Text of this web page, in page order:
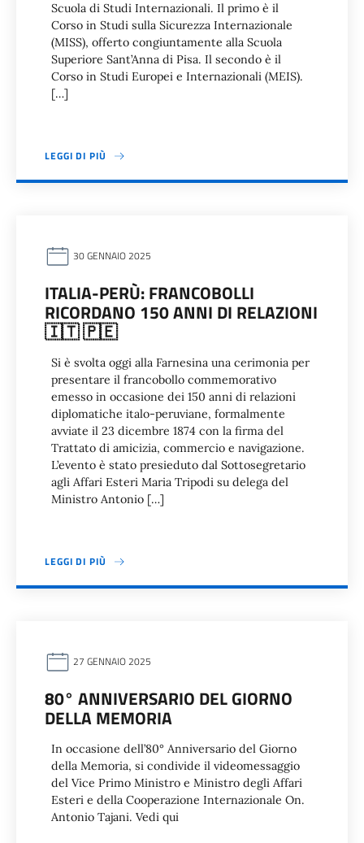
Scuola di Studi Internazionali. Il primo è il
Corso in Studi sulla Sicurezza Internazionale
(MISS), offerto congiuntamente alla Scuola
Superiore Sant’Anna di Pisa. Il secondo è il
Corso in Studi Europei e Internazionali (MEIS).
[…]
LEGGI DI PIÙ
30 GENNAIO 2025
ITALIA-PERÙ: FRANCOBOLLI
RICORDANO 150 ANNI DI RELAZIONI
🇮🇹 🇵🇪
Si è svolta oggi alla Farnesina una cerimonia per
presentare il francobollo commemorativo
emesso in occasione dei 150 anni di relazioni
diplomatiche italo-peruviane, formalmente
avviate il 23 dicembre 1874 con la firma del
Trattato di amicizia, commercio e navigazione.
L’evento è stato presieduto dal Sottosegretario
agli Affari Esteri Maria Tripodi su delega del
Ministro Antonio […]
LEGGI DI PIÙ
27 GENNAIO 2025
80° ANNIVERSARIO DEL GIORNO
DELLA MEMORIA
In occasione dell’80° Anniversario del Giorno
della Memoria, si condivide il videomessaggio
del Vice Primo Ministro e Ministro degli Affari
Esteri e della Cooperazione Internazionale On.
Antonio Tajani. Vedi qui